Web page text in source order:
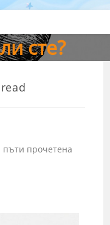
сте?
пъти прочетена